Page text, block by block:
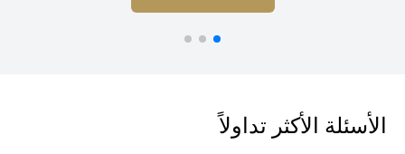
الأكثر تداولاً